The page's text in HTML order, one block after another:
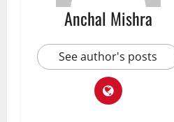
Anchal Mishra
See author's posts